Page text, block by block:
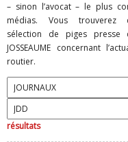
– sinon l’avocat – le plus
médias. Vous trouverez
sélection de piges presse
JOSSEAUME concernant
routier.
résultats